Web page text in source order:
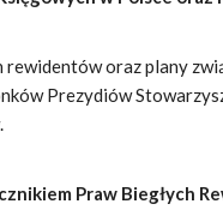
oraz plany
Prezydiów
Praw Biegłych